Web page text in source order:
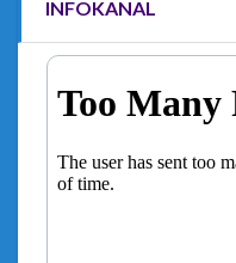
INFOKANAL